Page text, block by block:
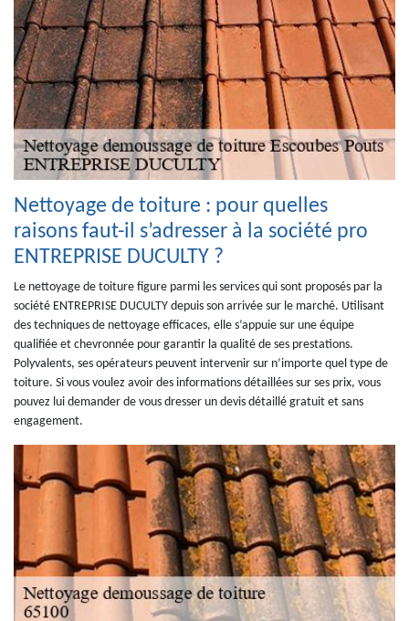
Nettoyage de toiture : pour quelles
raisons faut-il s’adresser à la société pro
ENTREPRISE DUCULTY ?
Le nettoyage de toiture figure parmi les services qui sont proposés par la
société ENTREPRISE DUCULTY depuis son arrivée sur le marché. Utilisant
des techniques de nettoyage efficaces, elle s’appuie sur une équipe
qualifiée et chevronnée pour garantir la qualité de ses prestations.
Polyvalents, ses opérateurs peuvent intervenir sur n’importe quel type de
toiture. Si vous voulez avoir des informations détaillées sur ses prix, vous
pouvez lui demander de vous dresser un devis détaillé gratuit et sans
engagement.